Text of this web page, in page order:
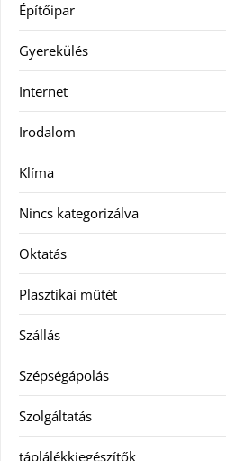
Építőipar
Gyerekülés
Internet
Irodalom
Klíma
Nincs kategorizálva
Oktatás
Plasztikai műtét
Szállás
Szépségápolás
Szolgáltatás
táplálékkiegészítők